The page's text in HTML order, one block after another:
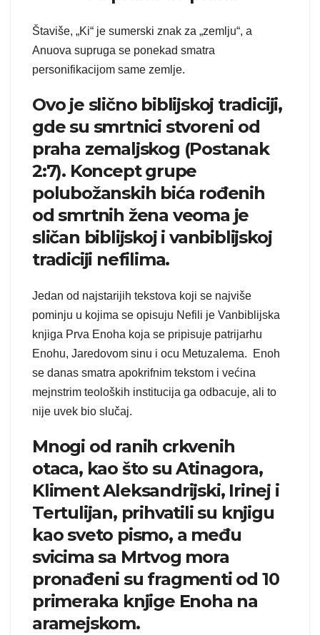
Štaviše, „Ki“ je sumerski znak za „zemlju“, a
Anuova supruga se ponekad smatra
personifikacijom same zemlje.
Ovo je slično biblijskoj tradiciji,
gde su smrtnici stvoreni od
praha zemaljskog (Postanak
2:7). Koncept grupe
polubožanskih bića rođenih
od smrtnih žena veoma je
sličan biblijskoj i vanbiblijskoj
tradiciji nefilima.
Jedan od najstarijih tekstova koji se najviše
pominju u kojima se opisuju Nefili je Vanbiblijska
knjiga Prva Enoha koja se pripisuje patrijarhu
Enohu, Jaredovom sinu i ocu Metuzalema. Enoh
se danas smatra apokrifnim tekstom i većina
mejnstrim teoloških institucija ga odbacuje, ali to
nije uvek bio slučaj.
Mnogi od ranih crkvenih
otaca, kao što su Atinagora,
Kliment Aleksandrijski, Irinej i
Tertulijan, prihvatili su knjigu
kao sveto pismo, a među
svicima sa Mrtvog mora
pronađeni su fragmenti od 10
primeraka knjige Enoha na
aramejskom.